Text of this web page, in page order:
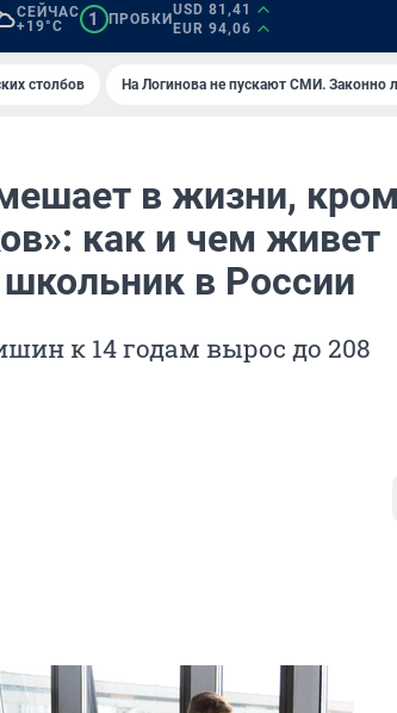
СЕЙЧАС
+19°C
1 ПРОБКИ
USD 81,41
EUR 94,06
столбов На Логинова не пускают СМИ. Законно
в жизни,
как и чем живет
в России
к 14 годам вырос до 208